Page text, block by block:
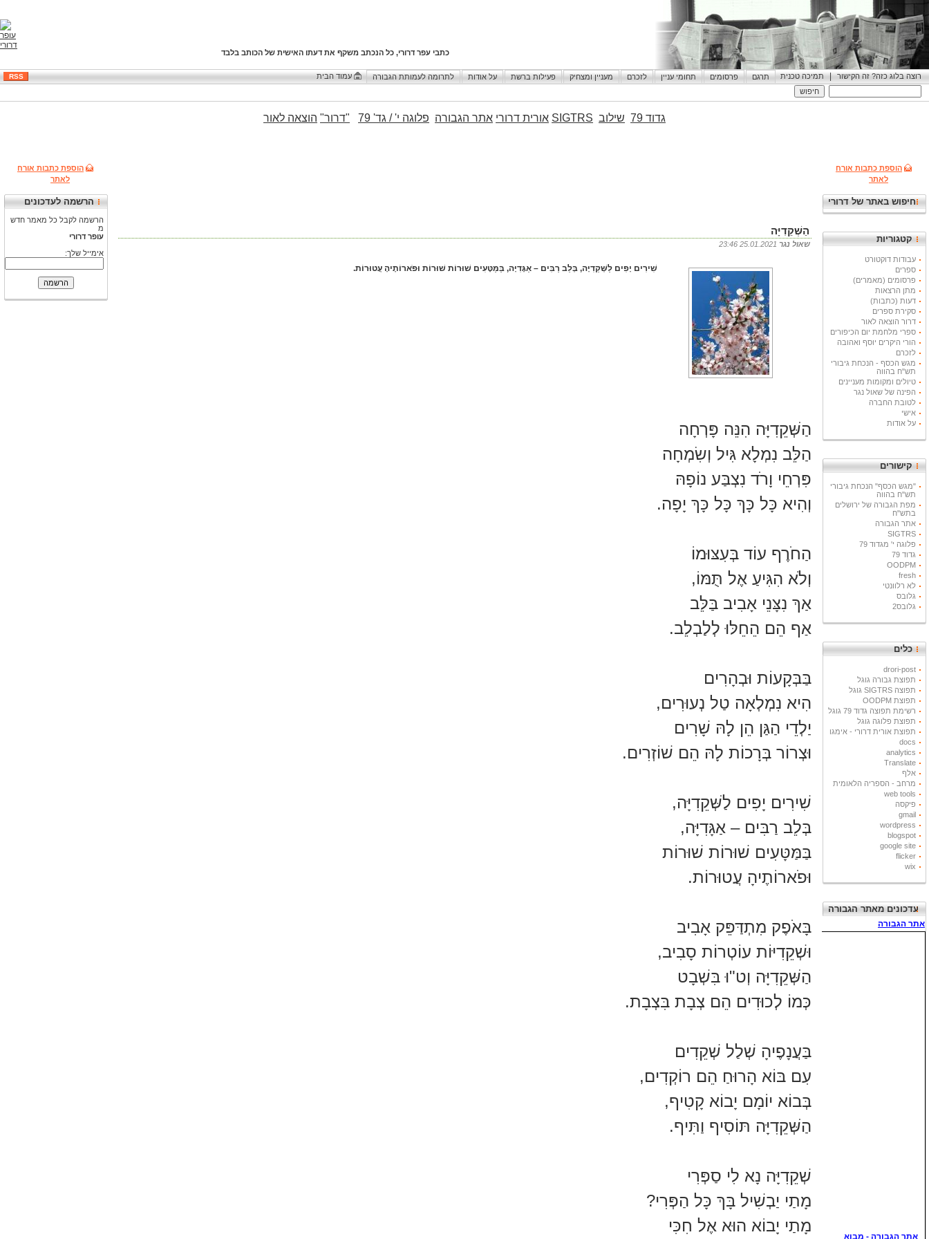
כתבי עפר דרורי, כל הנכתב משקף את דעתו האישית של הכותב בלבד
RSS רוצה בלוג כזה? זה הקישור | תמיכה טכנית תרגם פרסומים תחומי עניין לזכרם מעניין ומצחיק פעילות ברשת על אודות לתרומה לעמותת הגבורה עמוד הבית
הוספת כתבות אורח
לאתר
הרשמה לעדכונים
הרשמה לקבל כל מאמר חדש
מ
עופר דרורי
אימייל שלך:
הוספת כתבות אורח
לאתר
חיפוש באתר של דרורי
קטגוריות
עבודות דוקטורט
ספרים
פרסומים (מאמרים)
מתן הרצאות
דעות (כתבות)
סקירת ספרים
דרור הוצאה לאור
ספרי מלחמת יום הכיפורים
הורי היקרים יוסף ואהובה
לזכרם
מגש הכסף - הנכחת גיבורי
תש"ח בהווה
טיולים ומקומות מעניינים
הפינה של שאול נגר
לטובת החברה
אישי
על אודות
קישורים
"מגש הכסף" הנכחת גיבורי
תש"ח בהווה
מפת הגבורה של ירושלים
בתש"ח
אתר הגבורה
SIGTRS
פלוגה י' מגדוד 79
גדוד 79
OODPM
fresh
לא רלוונטי
גלובס
גלובס2
כלים
drori-post
תפוצת גבורה גוגל
תפוצה SIGTRS גוגל
תפוצת OODPM
רשימת תפוצה גדוד 79 גוגל
תפוצת פלוגה גוגל
תפוצת אורית דרורי - אימגו
docs
analytics
Translate
אלף
מרחב - הספריה הלאומית
web tools
פיקסה
gmail
wordpress
blogspot
google site
flicker
wix
עדכונים מאתר הגבורה
גדוד 79 שילוב SIGTRS אורית דרורי אתר הגבורה פלוגה י' / גד' 79 "דרור" הוצאה לאור
הַשְּׁקֵדִיָּה
שאול נגר
שִׁירִים יָפִים לַשְּׁקֵדִיָּה, בְּלֵב רַבִּים – אַגָּדִיָּה, בַּמַּטָּעִים שׁוּרוֹת שׁוּרוֹת וּפֹארוֹתֶיהָ עֲטוּרוֹת.
הַשְּׁקֵדִיָּה הִנֵּה פָּרְחָה
הַלֵּב נִמְלָא גִּיל וְשִׂמְחָה
פִּרְחֵי וָרֹד נִצְבַּע נוֹפָהּ
וְהִיא כָּל כָּךְ כָּל כָּךְ יָפָה.
הַחֹרֶף עוֹד בְּעִצּוּמוֹ
וְלֹא הִגִּיעַ אֶל תֻּמּוֹ,
אַךְ נִצָּנֵי אָבִיב בַּלֵּב
אַף הֵם הֵחֵלּוּ לְלַבְלֵב.
בַּבְּקָעוֹת וּבְהָרִים
הִיא נִמְלְאָה טַל נְעוּרִים,
יַלְדֵי הַגַּן הֵן לָהּ שָׁרִים
וּצְרוֹר בְּרָכוֹת לָהּ הֵם שׁוֹזְרִים.
שִׁירִים יָפִים לַשְּׁקֵדִיָּה,
בְּלֵב רַבִּים – אַגָּדִיָּה,
בַּמַּטָּעִים שׁוּרוֹת שׁוּרוֹת
וּפֹארוֹתֶיהָ עֲטוּרוֹת.
בָּאֹפֶק מִתְדַּפֵּק אָבִיב
וּשְׁקֵדִיּוֹת עוֹטְרוֹת סָבִיב,
הַשְּׁקֵדִיָּה וְט"וּ בִּשְׁבָט
כְּמוֹ לְכוּדִים הֵם צְבָת בִּצְבָת.
בַּעֲנָפֶיהָ שְׁלַל שְׁקֵדִים
עִם בּוֹא הָרוּחַ הֵם רוֹקְדִים,
בְּבוֹא יוֹמָם יָבוֹא קָטִיף,
הַשְּׁקֵדִיָּה תּוֹסִיף וַתִּיף.
שְׁקֵדִיָּה נָא לִי סַפְּרִי
מָתַי יַבְשִׁיל בָּךְ כָּל הַפְּרִי?
מָתַי יָבוֹא הוּא אֶל חִכִּי